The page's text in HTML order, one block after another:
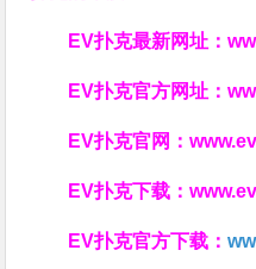
EV扑克最新网址：
EV扑克官方网址：
EV扑克官网：
EV扑克下载：
EV扑克官方下载：